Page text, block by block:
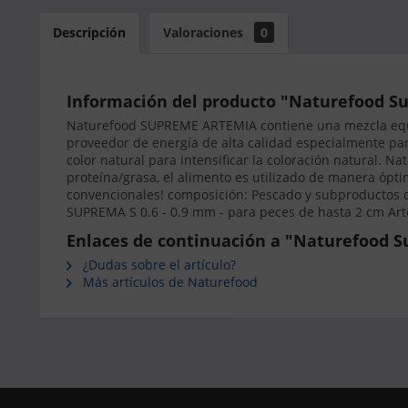
Descripción Valoraciones 0
Información del producto "Naturefood
Naturefood SUPREME ARTEMIA contiene una
proveedor de energía de alta calidad especialmente
color natural para intensificar la coloración natural.
proteína/grasa, el alimento es utilizado de manera
convencionales! composición: Pescado y
SUPREMA S 0.6 - 0.9 mm - para peces de hasta 2 cm
Enlaces de continuación a "Naturefood
¿Dudas sobre el artículo?
Más artículos de Naturefood